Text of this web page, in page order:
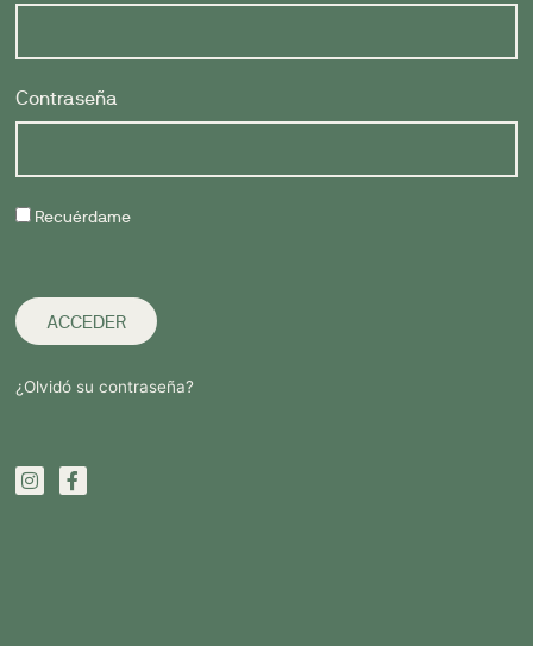
Contraseña
Recuérdame
ACCEDER
¿Olvidó su contraseña?